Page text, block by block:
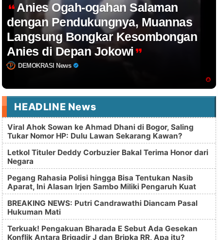
Anies Ogah-ogahan Salaman
dengan Pendukungnya, Muannas
Langsung Bongkar Kesombongan
Anies di Depan Jokowi
DEMOKRASI News
HEADLINE News
Viral Ahok Sowan ke Ahmad Dhani di Bogor, Saling
Tukar Nomor HP: Dulu Lawan Sekarang Kawan?
Letkol Tituler Deddy Corbuzier Bakal Terima Honor dari
Negara
Pegang Rahasia Polisi hingga Bisa Tentukan Nasib
Aparat, Ini Alasan Irjen Sambo Miliki Pengaruh Kuat
BREAKING NEWS: Putri Candrawathi Diancam Pasal
Hukuman Mati
Terkuak! Pengakuan Bharada E Sebut Ada Gesekan
Konflik Antara Brigadir J dan Bripka RR, Apa itu?